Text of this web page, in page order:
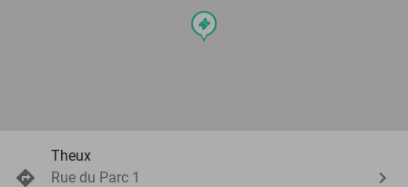
events
Theux
Rue du Parc 1